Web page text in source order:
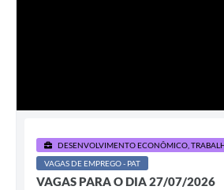
DESENVOLVIMENTO ECONÔMICO,
VAGAS DE EMPREGO - PAT
VAGAS PARA O DIA 27/07/2026